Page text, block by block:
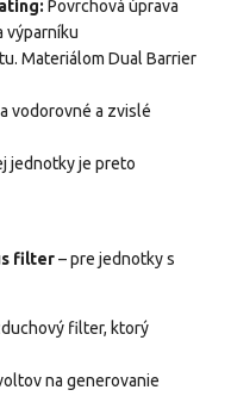
Povrchová úprava
výparníku
Materiálom Dual Barrier
vodorovné a zvislé
jednotky je preto
filter– pre jednotky s
filter, ktorý
na generovanie